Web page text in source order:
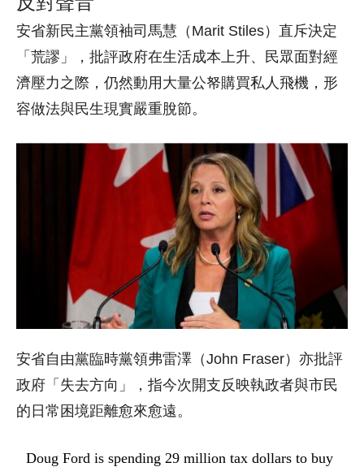
安省新民主黨領袖司馬慧（ Marit Stiles） 直斥決定
「荒謬」，批評政府在生活成本上升、民眾面對經
濟壓力之際，仍然動用大量公帑購買私人飛機，形
容做法與民生現實嚴重脫節。
安省自由黨臨時黨領弗雷澤（John Fraser） 亦批評
政府「失去方向」，指今次開支反映執政者與市民
的日常困境距離愈來愈遠。
Doug Ford is spending 29 million tax dollars to buy